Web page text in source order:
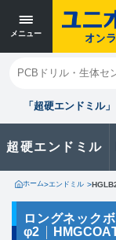
メニュー
「超硬エンドミル
超硬エンドミル
閉じる
お気に入り
製品
ホーム>エンドミル >
ロングネック
φ2